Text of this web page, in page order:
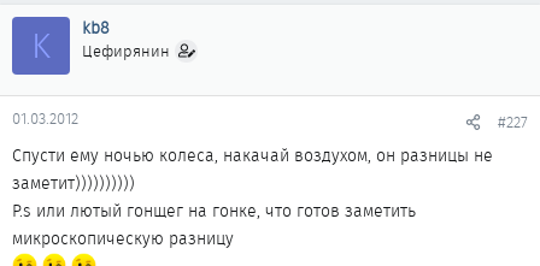
Говорил с шиномонтажниками по поводу азота. По их словам,
это то же самое, что синие писалки Спарко или жёлтые
брызговики- чисто для понта, эффекта- ноль. Из азота на три
четверти состоит земная атмосфера (см Википедию), и какой
смысл его закачивать полностью?
K kb8
Цефирянин
01.03.2012 #227
Спусти ему ночью колеса, накачай воздухом, он разницы не
заметит))))))))))
P.s или лютый гонщег на гонке, что готов заметить
микроскопическую разницу